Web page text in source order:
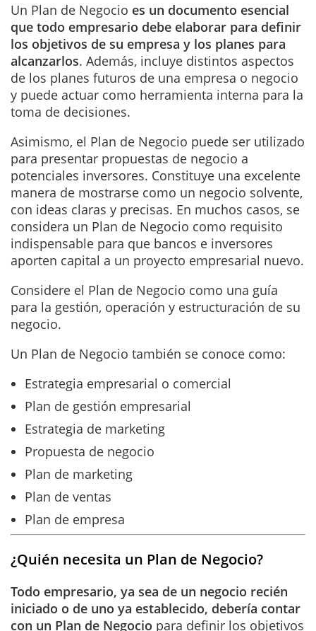
Un Plan de Negocio es un documento esencial
que todo empresario debe elaborar para definir
los objetivos de su empresa y los planes para
alcanzarlos. Además, incluye distintos aspectos
de los planes futuros de una empresa o negocio
y puede actuar como herramienta interna para la
toma de decisiones.
Asimismo, el Plan de Negocio puede ser utilizado
para presentar propuestas de negocio a
potenciales inversores. Constituye una excelente
manera de mostrarse como un negocio solvente,
con ideas claras y precisas. En muchos casos, se
considera un Plan de Negocio como requisito
indispensable para que bancos e inversores
aporten capital a un proyecto empresarial nuevo.
Considere el Plan de Negocio como una guía
para la gestión, operación y estructuración de su
negocio.
Un Plan de Negocio también se conoce como:
Estrategia empresarial o comercial
Plan de gestión empresarial
Estrategia de marketing
Propuesta de negocio
Plan de marketing
Plan de ventas
Plan de empresa
¿Quién necesita un Plan de Negocio?
Todo empresario, ya sea de un negocio recién
iniciado o de uno ya establecido, debería contar
con un Plan de Negocio para definir los objetivos